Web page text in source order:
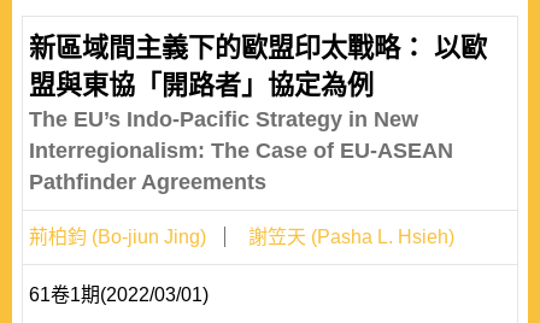
新區域間主義下的歐盟印太戰略： 以歐
盟與東協「開路者」協定為例
The EU’s Indo-Pacific Strategy in New
Interregionalism: The Case of EU-ASEAN
Pathfinder Agreements
荊柏鈞 (Bo-jiun Jing) 謝笠天 (Pasha L. Hsieh)
61卷1期(2022/03/01)